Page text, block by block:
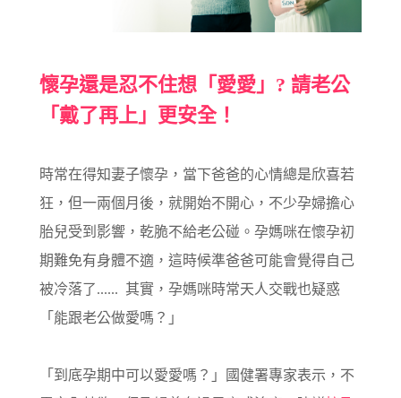
懷孕還是忍不住想「愛愛」? 請老公
「戴了再上」更安全！
時常在得知妻子懷孕，當下爸爸的心情總是欣喜若
狂，但一兩個月後，就開始不開心，不少孕婦擔心
胎兒受到影響，乾脆不給老公碰。孕媽咪在懷孕初
期難免有身體不適，這時候準爸爸可能會覺得自己
被冷落了...... 其實，孕媽咪時常天人交戰也疑惑
「能跟老公做愛嗎？」
「到底孕期中可以愛愛嗎？」國健署專家表示，不